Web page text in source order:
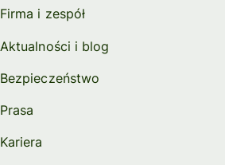
Firma i zespół
Aktualności i blog
Bezpieczeństwo
Prasa
Kariera